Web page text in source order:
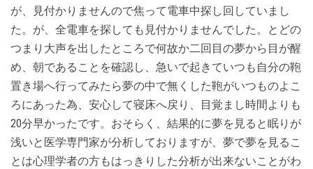
が、見付かりませんので焦って電車中探し回していまし
た。が、全電車を探しても見付かりませんでした。とどの
つまり大声を出したところで何故か二回目の夢から目が醒
め、朝であることを確認し、急いで起きていつも自分の鞄
置き場へ行ってみたら夢の中で無くした鞄がいつものよこ
ろにあった為、安心して寝床へ戻り、目覚まし時間よりも
20分早かったです。おそらく、結果的に夢を見ると眠りが
浅いと医学専門家が分析しておりますが、夢で夢を見るこ
とは心理学者の方もはっきりした分析が出来ないことがわ